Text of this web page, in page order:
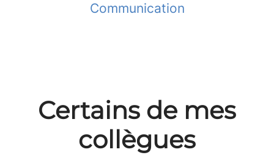
Communication
Certains de mes
collègues